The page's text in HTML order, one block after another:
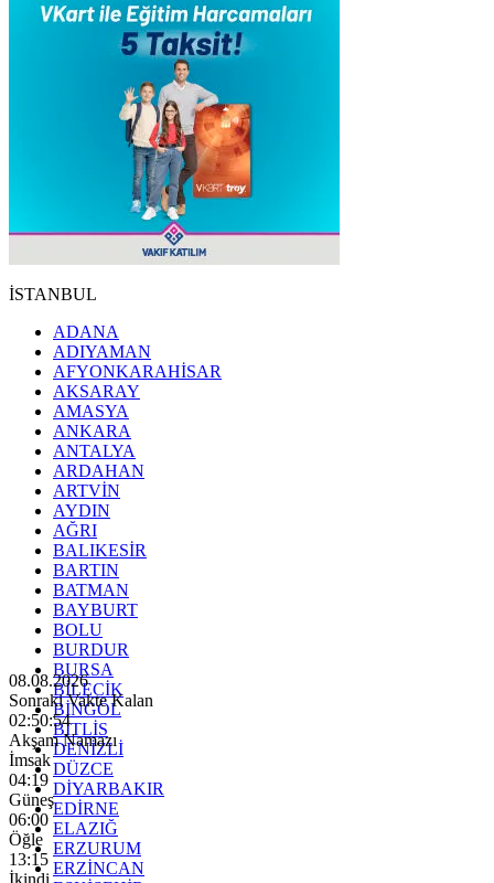
İSTANBUL
ADANA
ADIYAMAN
AFYONKARAHİSAR
AKSARAY
AMASYA
ANKARA
ANTALYA
ARDAHAN
ARTVİN
AYDIN
AĞRI
BALIKESİR
BARTIN
BATMAN
BAYBURT
BOLU
BURDUR
BURSA
BİLECİK
BİNGÖL
BİTLİS
DENİZLİ
DÜZCE
DİYARBAKIR
EDİRNE
ELAZIĞ
ERZURUM
ERZİNCAN
08.08.2026
Sonraki Vakte Kalan
02:50:53
Akşam Namazı
İmsak
04:19
Güneş
06:00
Öğle
13:15
İkindi